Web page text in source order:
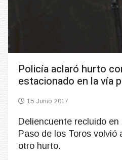
Policía aclaró hurto
estacionado en la vía
15 Junio 2017
Deliencuente recluido en
Paso de los Toros volvió
otro hurto.